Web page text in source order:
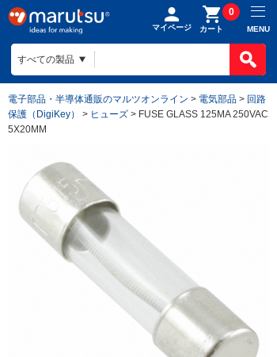
マイページ カート
0
MENU
電子部品・半導体通販のマルツオンライン > 電気部品 > 回路
保護（DigiKey）
> ヒューズ > FUSE GLASS 125MA 250VAC
5X20MM